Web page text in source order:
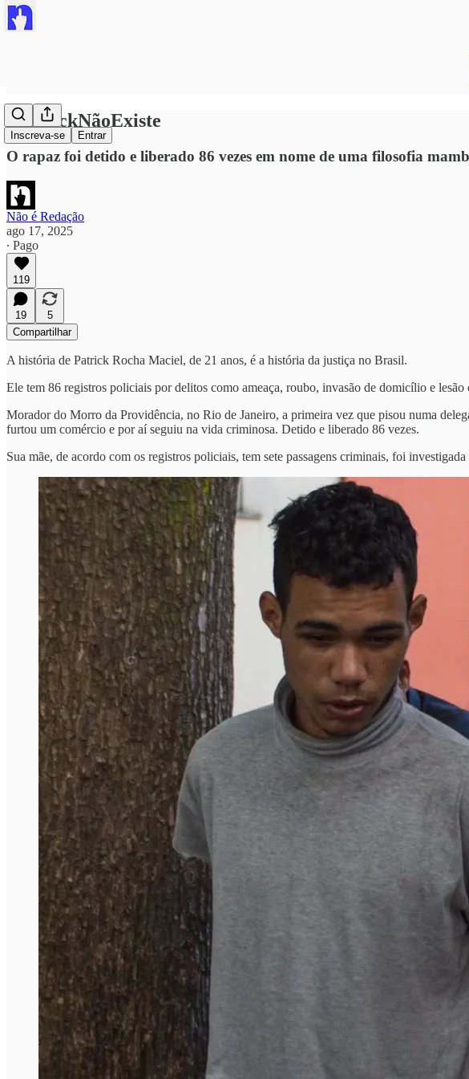
Inscreva-se Entrar
#PatrickNãoExiste
O rapaz foi detido e liberado 86 vezes em nome de uma filosofia
Não é Redação
ago 17, 2025
∙ Pago
119
19
5
Compartilhar
A história de Patrick Rocha Maciel, de 21 anos, é a história da justiça no Brasil.
Ele tem 86 registros policiais por delitos como ameaça, roubo, invasão de domicílio e lesão
Morador do Morro da Providência, no Rio de Janeiro, a primeira vez que pisou numa
furtou um comércio e por aí seguiu na vida criminosa. Detido e liberado 86 vezes.
Sua mãe, de acordo com os registros policiais, tem sete passagens criminais, foi